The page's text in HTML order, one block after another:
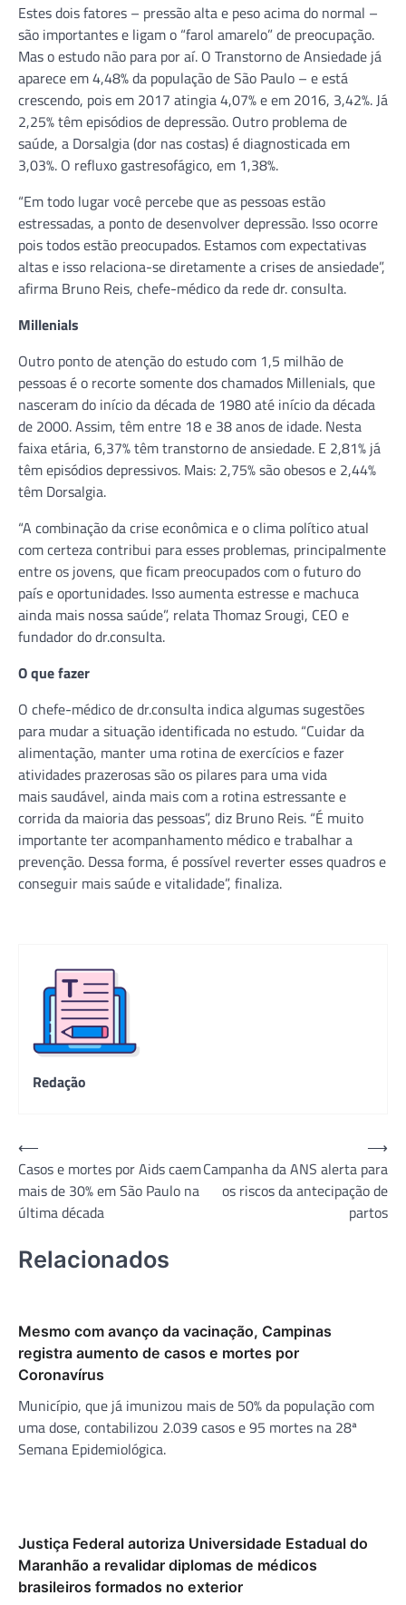
Estes dois fatores – pressão alta e peso acima do normal –
são importantes e ligam o “farol amarelo” de preocupação.
Mas o estudo não para por aí. O Transtorno de Ansiedade já
aparece em 4,48% da população de São Paulo – e está
crescendo, pois em 2017 atingia 4,07% e em 2016, 3,42%. Já
2,25% têm episódios de depressão. Outro problema de
saúde, a Dorsalgia (dor nas costas) é diagnosticada em
3,03%. O refluxo gastresofágico, em 1,38%.
“Em todo lugar você percebe que as pessoas estão
estressadas, a ponto de desenvolver depressão. Isso ocorre
pois todos estão preocupados. Estamos com expectativas
altas e isso relaciona-se diretamente a crises de ansiedade”,
afirma Bruno Reis, chefe-médico da rede dr. consulta.
Millenials
Outro ponto de atenção do estudo com 1,5 milhão de
pessoas é o recorte somente dos chamados Millenials, que
nasceram do início da década de 1980 até início da década
de 2000. Assim, têm entre 18 e 38 anos de idade. Nesta
faixa etária, 6,37% têm transtorno de ansiedade. E 2,81% já
têm episódios depressivos. Mais: 2,75% são obesos e 2,44%
têm Dorsalgia.
“A combinação da crise econômica e o clima político atual
com certeza contribui para esses problemas, principalmente
entre os jovens, que ficam preocupados com o futuro do
país e oportunidades. Isso aumenta estresse e machuca
ainda mais nossa saúde”, relata Thomaz Srougi, CEO e
fundador do dr.consulta.
O que fazer
O chefe-médico de dr.consulta indica algumas sugestões
para mudar a situação identificada no estudo. “Cuidar da
alimentação, manter uma rotina de exercícios e fazer
atividades prazerosas são os pilares para uma vida
mais saudável, ainda mais com a rotina estressante e
corrida da maioria das pessoas”, diz Bruno Reis. “É muito
importante ter acompanhamento médico e trabalhar a
prevenção. Dessa forma, é possível reverter esses quadros e
conseguir mais saúde e vitalidade”, finaliza.
Redação
Navegação
de
Post
⟵
Casos e mortes por Aids caem
mais de 30% em São Paulo na
última década
Campanha da ANS alerta para
os riscos da antecipação de
partos
⟶
Relacionados
Mesmo com avanço da vacinação, Campinas
registra aumento de casos e mortes por
Coronavírus
Município, que já imunizou mais de 50% da população com
uma dose, contabilizou 2.039 casos e 95 mortes na 28ª
Semana Epidemiológica.
Justiça Federal autoriza Universidade Estadual do
Maranhão a revalidar diplomas de médicos
brasileiros formados no exterior